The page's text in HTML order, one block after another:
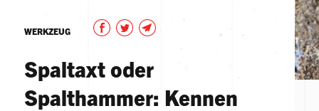
WERKZEUG
Spaltaxt oder
Spalthammer: Kennen